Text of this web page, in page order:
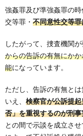
強姦罪及び準強姦罪の
交等罪・ 不同意性交等
したがって、捜査機関
からの告訴の有無にか
能になっています。
ただし、告訴の有無と
いえ、 検察官が公訴提
否」を重視するのが刑
との間で示談を成立さ